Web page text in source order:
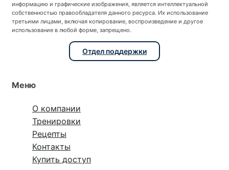
информацию и графические изображения, является интеллектуальной
собственностью правообладателя данного ресурса. Их использование
третьими лицами, включая копирование, воспроизведение и другое
использование в любой форме, запрещено.
Отдел поддержки
Меню
О компании
Тренировки
Рецепты
Контакты
Купить доступ